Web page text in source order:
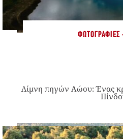
ΦΩΤΟΓΡΑΦΊΕΣ
Λίμνη πηγών Αώου: Ένας